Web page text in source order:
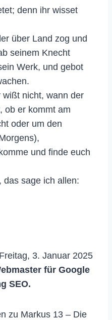
denn ihr wisset
über Land zog und
seinem Knecht
Werk, und gebot
wißt nicht, wann der
ob er kommt am
oder um den
und finde euch
das sage ich allen:
3. Januar 2025
für Google
SEO.
zu Markus 13 – Die